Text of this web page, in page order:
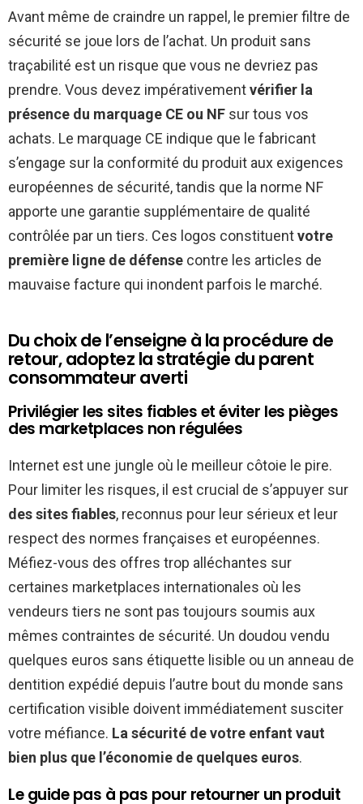
Avant même de craindre un rappel, le premier filtre de
sécurité se joue lors de l’achat. Un produit sans
traçabilité est un risque que vous ne devriez pas
prendre. Vous devez impérativementvérifier la
présence du marquage CE ou NF sur tous vos
achats. Le marquage CE indique que le fabricant
s’engage sur la conformité du produit aux exigences
européennes de sécurité, tandis que la norme NF
apporte une garantie supplémentaire de qualité
contrôlée par un tiers. Ces logos constituentvotre
première ligne de défense contre les articles de
mauvaise facture qui inondent parfois le marché.
Du choix de l’enseigne à la procédure de
retour, adoptez la stratégie du parent
consommateur averti
Privilégier les sites fiables et éviter les pièges
des marketplaces non régulées
Internet est une jungle où le meilleur côtoie le pire.
Pour limiter les risques, il est crucial de s’appuyer sur
des sites fiables, reconnus pour leur sérieux et leur
respect des normes françaises et européennes.
Méfiez-vous des offres trop alléchantes sur
certaines marketplaces internationales où les
vendeurs tiers ne sont pas toujours soumis aux
mêmes contraintes de sécurité. Un doudou vendu
quelques euros sans étiquette lisible ou un anneau de
dentition expédié depuis l’autre bout du monde sans
certification visible doivent immédiatement susciter
votre méfiance. La sécurité de votre enfant vaut
bien plus que l’économie de quelques euros.
Le guide pas à pas pour retourner un produit